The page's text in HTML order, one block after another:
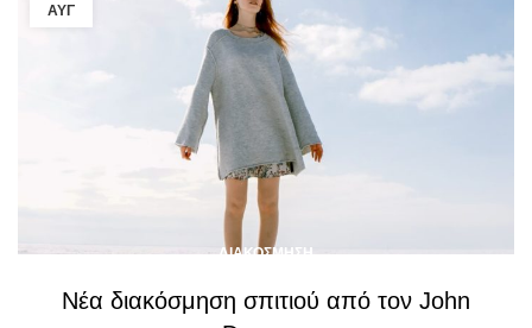
ΑΥΓ
ΔΙΑΚΌΣΜΗΣΗ
Νέα διακόσμηση σπιτιού από τον John